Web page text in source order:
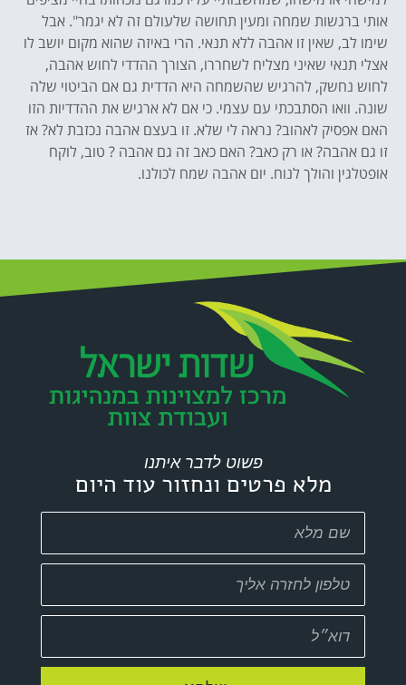
אותי ברגשות שמחה ומעין תחושה שלעולם זה לא יגמר". אבל
שימו לב, שאין זו אהבה ללא תנאי. הרי באיזה שהוא מקום יושב לו
אצלי תנאי שאיני מצליח לשחררו, הצורך ההדדי לחוש אהבה,
לחוש נחשק, להרגיש שהשמחה היא הדדית גם אם הביטוי שלה
שונה. וואו הסתבכתי עם עצמי. כי אם לא ארגיש את ההדדיות הזו
האם אפסיק לאהוב? נראה לי שלא. זו בעצם אהבה נכזבת לא? אז
זו גם אהבה? או רק כאב? האם כאב זה גם אהבה ? טוב, לוקח
אופטלגין והולך לנוח. יום אהבה שמח לכולנו.
פשוט לדבר איתנו
מלא פרטים ונחזור עוד היום